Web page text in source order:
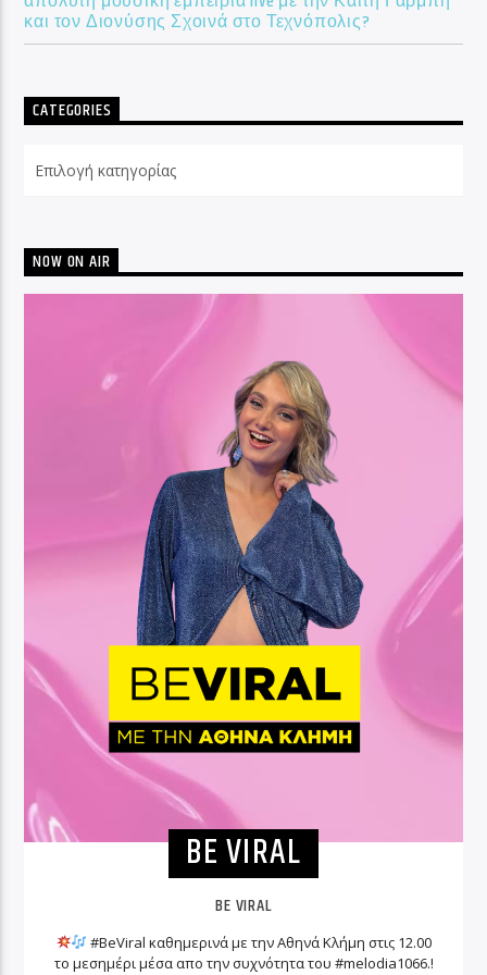
και τον Διονύσης Σχοινά στο Τεχνόπολις?
CATEGORIES
NOW ON AIR
BE VIRAL
BE VIRAL
#BeViral καθημερινά με την Αθηνά Κλήμη στις 12.00